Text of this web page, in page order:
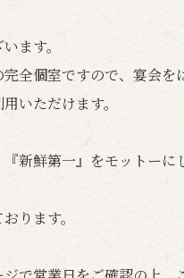
ます。
全個室ですので、宴会を
いただけます。
新鮮第一』をモットーに
ります。